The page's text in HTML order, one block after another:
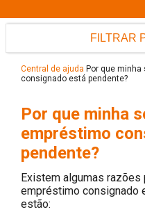
FILTRAR
Central de ajuda Por que
consignado está pendente?
Por que minha
empréstimo
pendente?
Existem algumas
empréstimo consignado
estão: